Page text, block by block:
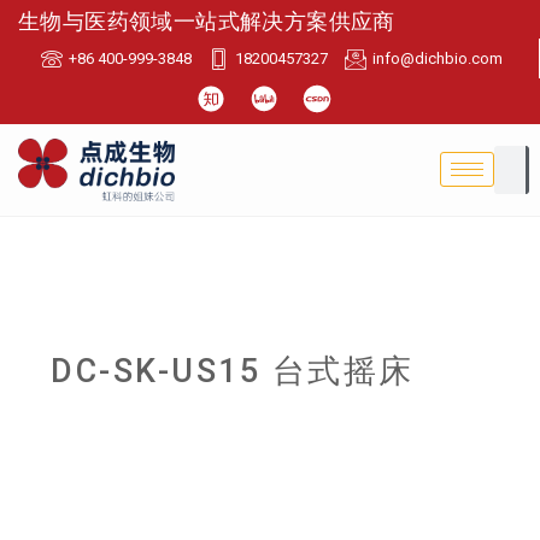
生物与医药领域一站式解决方案供应商
+86 400-999-3848 18200457327 info@dichbio.com
DC-SK-US15 台式摇床